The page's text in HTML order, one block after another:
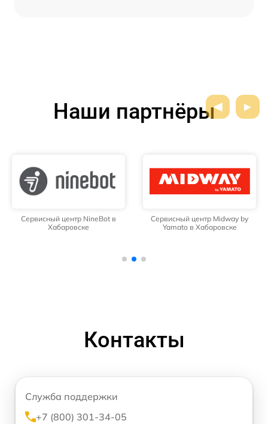
Наши партнёры
Сервисный центр NineBot в
Хабаровске
Сервисный центр Midway by
Yamato в Хабаровске
Контакты
Служба поддержки
+7 (800) 301-34-05